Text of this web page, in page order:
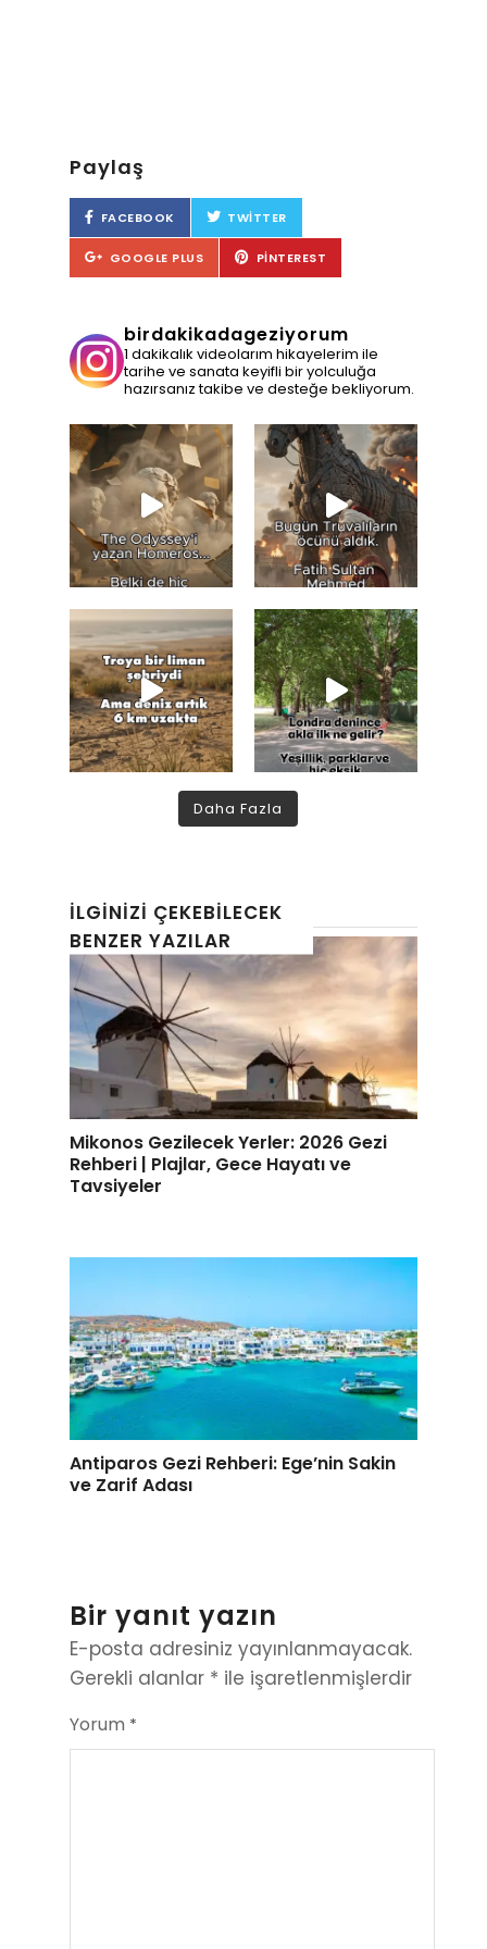
Paylaş
FACEBOOK TWITTER
GOOGLE PLUS PINTEREST
birdakikadageziyorum
1 dakikalık videolarım hikayelerim ile
tarihe ve sanata keyifli bir yolculuğa
hazırsanız takibe ve desteğe bekliyorum.
Daha Fazla
İLGINIZI ÇEKEBILECEK
BENZER YAZILAR
Mikonos Gezilecek Yerler: 2026 Gezi
Rehberi | Plajlar, Gece Hayatı ve
Tavsiyeler
Antiparos Gezi Rehberi: Ege’nin Sakin
ve Zarif Adası
Bir yanıt yazın
E-posta adresiniz yayınlanmayacak.
Gerekli alanlar * ile işaretlenmişlerdir
Yorum *